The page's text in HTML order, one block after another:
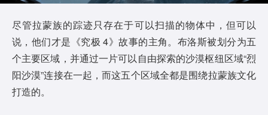
尽管拉蒙族的踪迹只存在于可以扫描的物体中，但可以
说，他们才是《究极 4》故事的主角。布洛斯被划分为五
个主要区域，并通过一片可以自由探索的沙漠枢纽区域“烈
阳沙漠”连接在一起，而这五个区域全都是围绕拉蒙族文化
打造的。